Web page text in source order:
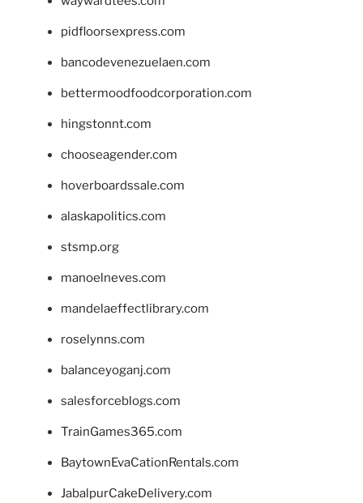
pidfloorsexpress.com
bancodevenezuelaen.com
bettermoodfoodcorporation.com
hingstonnt.com
chooseagender.com
hoverboardssale.com
alaskapolitics.com
stsmp.org
manoelneves.com
mandelaeffectlibrary.com
roselynns.com
balanceyoganj.com
salesforceblogs.com
TrainGames365.com
BaytownEvaCationRentals.com
JabalpurCakeDelivery.com